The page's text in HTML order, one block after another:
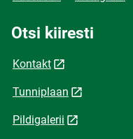
Otsi kiiresti
Kontakt
Tunniplaan
Pildigalerii